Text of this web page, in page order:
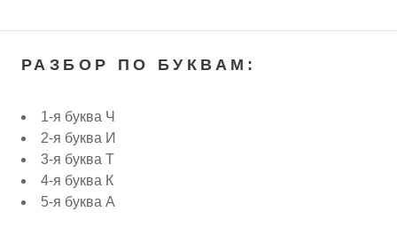
РАЗБОР ПО БУКВАМ:
1-я буква Ч
2-я буква И
3-я буква Т
4-я буква К
5-я буква А